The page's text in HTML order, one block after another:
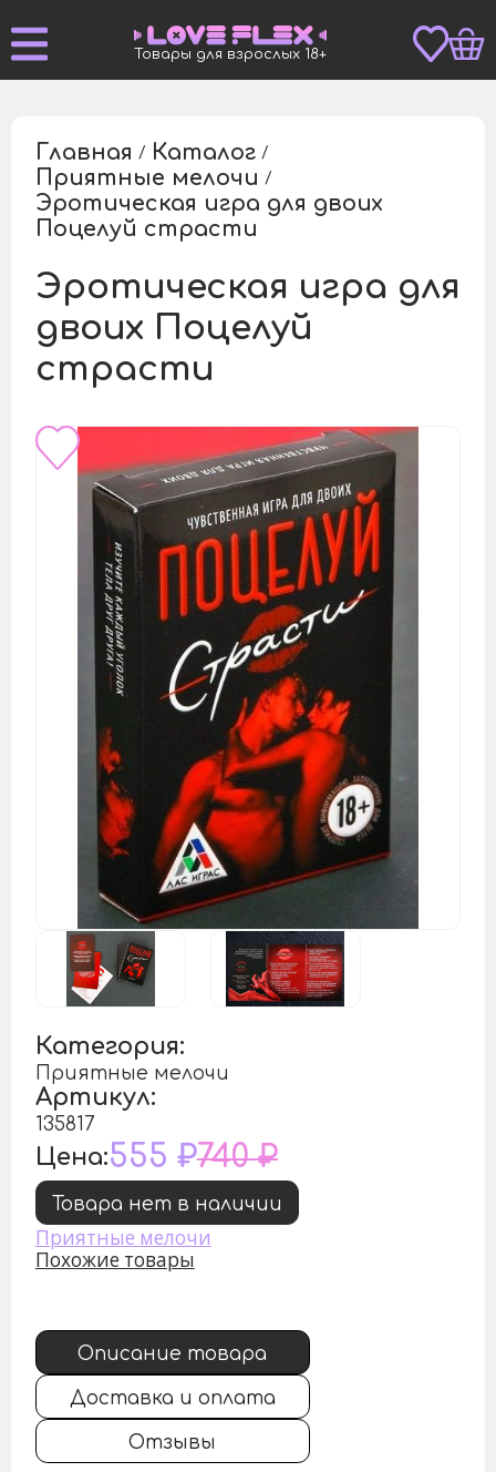
Товары для взрослых 18+
Главная / Каталог /
Приятные мелочи /
Эротическая игра для двоих
Поцелуй страсти
Эротическая игра для
двоих Поцелуй
страсти
Категория:
Приятные мелочи
Артикул:
135817
Цена:555 ₽740 ₽
Товара нет в наличии
Приятные мелочи
Похожие товары
Описание товара
Доставка и оплата
Отзывы